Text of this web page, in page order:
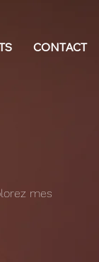
CONTACT
mes